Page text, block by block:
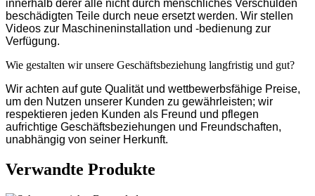
innerhalb derer alle nicht durch menschliches Verschulden
beschädigten Teile durch neue ersetzt werden. Wir stellen
Videos zur Maschineninstallation und -bedienung zur
Verfügung.
Wie gestalten wir unsere Geschäftsbeziehung langfristig und gut?
Wir achten auf gute Qualität und wettbewerbsfähige Preise,
um den Nutzen unserer Kunden zu gewährleisten; wir
respektieren jeden Kunden als Freund und pflegen
aufrichtige Geschäftsbeziehungen und Freundschaften,
unabhängig von seiner Herkunft.
Verwandte Produkte